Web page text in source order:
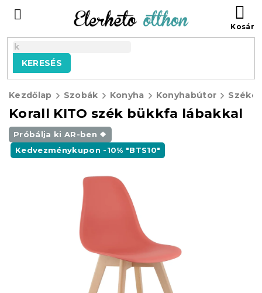
tartalomhoz
KERESÉS
Kezdőlap Szobák Konyha Konyhabútor
Korall KITO szék bükkfa lábakkal
Próbálja ki AR-ben ❖
Kedvezménykupon -10% "BTS10"